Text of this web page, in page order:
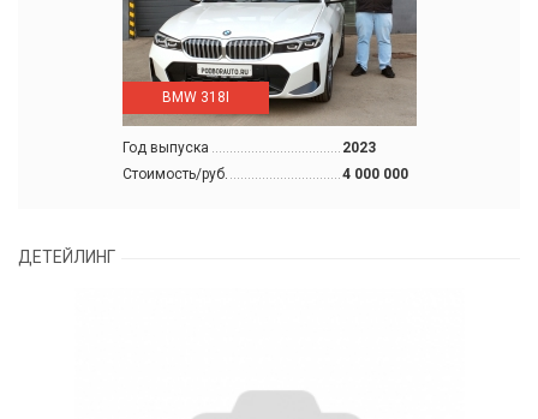
BMW 318I
Год выпуска
2023
Стоимость/руб.
4 000 000
ДЕТЕЙЛИНГ